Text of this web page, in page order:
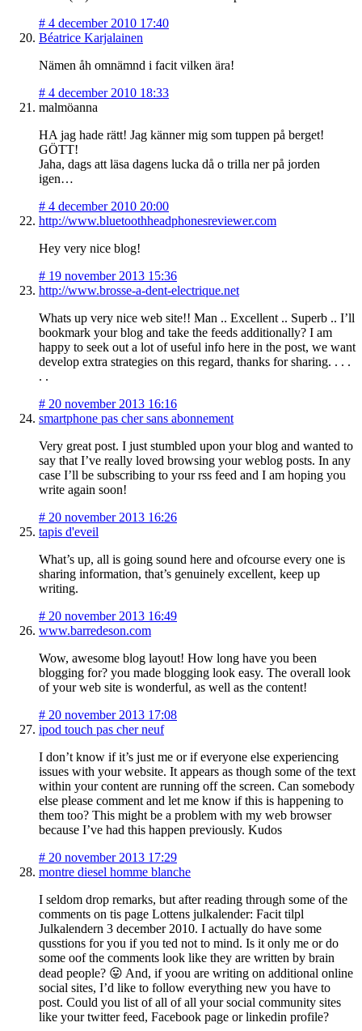
# 4 december 2010 17:40
Béatrice Karjalainen
Nämen åh omnämnd i facit vilken ära!
# 4 december 2010 18:33
malmöanna
HA jag hade rätt! Jag känner mig som tuppen på berget!
GÖTT!
Jaha, dags att läsa dagens lucka då o trilla ner på jorden
igen…
# 4 december 2010 20:00
http://www.bluetoothheadphonesreviewer.com
Hey very nice blog!
# 19 november 2013 15:36
http://www.brosse-a-dent-electrique.net
Whats up very nice web site!! Man .. Excellent .. Superb .. I’ll
bookmark your blog and take the feeds additionally? I am
happy to seek out a lot of useful info here in the post, we want
develop extra strategies on this regard, thanks for sharing. . . .
. .
# 20 november 2013 16:16
smartphone pas cher sans abonnement
Very great post. I just stumbled upon your blog and wanted to
say that I’ve really loved browsing your weblog posts. In any
case I’ll be subscribing to your rss feed and I am hoping you
write again soon!
# 20 november 2013 16:26
tapis d'eveil
What’s up, all is going sound here and ofcourse every one is
sharing information, that’s genuinely excellent, keep up
writing.
# 20 november 2013 16:49
www.barredeson.com
Wow, awesome blog layout! How long have you been
blogging for? you made blogging look easy. The overall look
of your web site is wonderful, as well as the content!
# 20 november 2013 17:08
ipod touch pas cher neuf
I don’t know if it’s just me or if everyone else experiencing
issues with your website. It appears as though some of the text
within your content are running off the screen. Can somebody
else please comment and let me know if this is happening to
them too? This might be a problem with my web browser
because I’ve had this happen previously. Kudos
# 20 november 2013 17:29
montre diesel homme blanche
I seldom drop remarks, but after reading through some of the
comments on tis page Lottens julkalender: Facit tilpl
Julkalendern 3 december 2010. I actually do have some
qusstions for you if you ted not to mind. Is it only me or do
some oof the comments look like they are written by brain
dead people? 😛 And, if yoou are writing on additional online
social sites, I’d like to follow everything new you have to
post. Could you list of all of all your social community sites
like your twitter feed, Facebook page or linkedin profile?